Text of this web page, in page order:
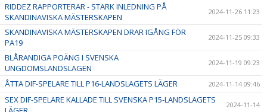
RIDDEZ RAPPORTERAR - STARK INLEDNING PÅ
SKANDINAVISKA MÄSTERSKAPEN
2024-11-26 11:23
SKANDINAVISKA MÄSTERSKAPEN DRAR IGÅNG FÖR
PA19
2024-11-25 09:33
BLÅRANDIGA POÄNG I SVENSKA
UNGDOMSLANDSLAGEN
2024-11-19 09:23
ÅTTA DIF-SPELARE TILL P16-LANDSLAGETS LÄGER 2024-11-14 09:46
SEX DIF-SPELARE KALLADE TILL SVENSKA P15-LANDSLAGETS
2024-11-14